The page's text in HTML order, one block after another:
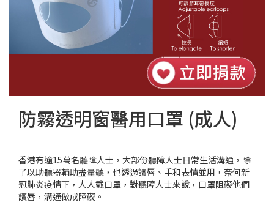
防霧透明窗醫用口罩 (成人)
香港有逾15萬名聽障人士，大部份聽障人士日常生活溝通，除
了以助聽器輔助盡量聽，也透過讀唇、手和表情並用，奈何新
冠肺炎疫情下，人人戴口罩，對聽障人士來說，口罩阻礙他們
讀唇，溝通做成障礙。